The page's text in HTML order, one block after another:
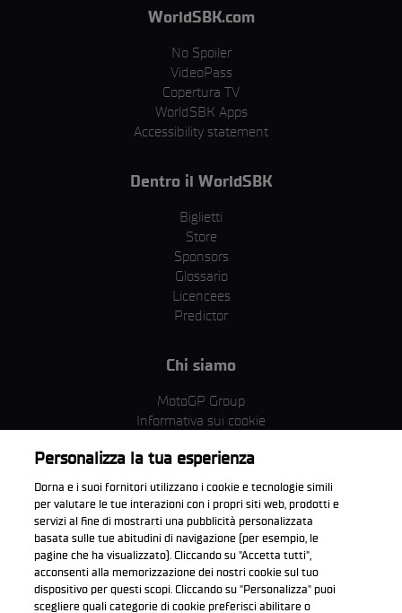
WorldSBK.com
No Spoiler
VideoPass
Copertura TV
WorldSBK Apps
Accessibility statement
Dentro il WorldSBK
Biglietti
Store
Sponsors
Glossario
Licencees
Predictor
Chi siamo
MotoGP Group
Informativa sui cookie
Corporate & ESG
Condizioni della Privacy
Condizioni di acquisto
Scarica l'app ufficiale WorldSBK
Personalizza la tua esperienza
Dorna e i suoi fornitori utilizzano i cookie e tecnologie simili
per valutare le tue interazioni con i propri siti web, prodotti e
servizi al fine di mostrarti una pubblicità personalizzata
basata sulle tue abitudini di navigazione (per esempio, le
pagine che ha visualizzato). Cliccando su "Accetta tutti",
acconsenti alla memorizzazione dei nostri cookie sul tuo
dispositivo per questi scopi. Cliccando su "Personalizza" puoi
scegliere quali categorie di cookie preferisci abilitare o